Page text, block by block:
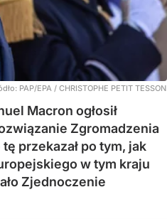
PAP/EPA / CHRISTOPHE PETIT TESSON
Macron ogłosił
Zgromadzenia
przekazał po tym, jak
w tym kraju
Zjednoczenie